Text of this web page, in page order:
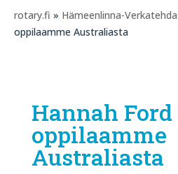
rotary.fi » Hämeenlinna-
oppilaamme Australiasta
Hannah
oppilaamme
Australiasta